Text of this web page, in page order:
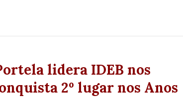
lidera IDEB nos
2º lugar nos Anos